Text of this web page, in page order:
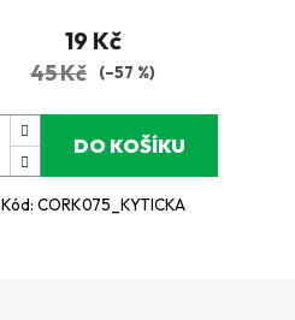
19 Kč
45 Kč (–57 %)
DO KOŠÍKU
Kód: CORK075_KYTICKA